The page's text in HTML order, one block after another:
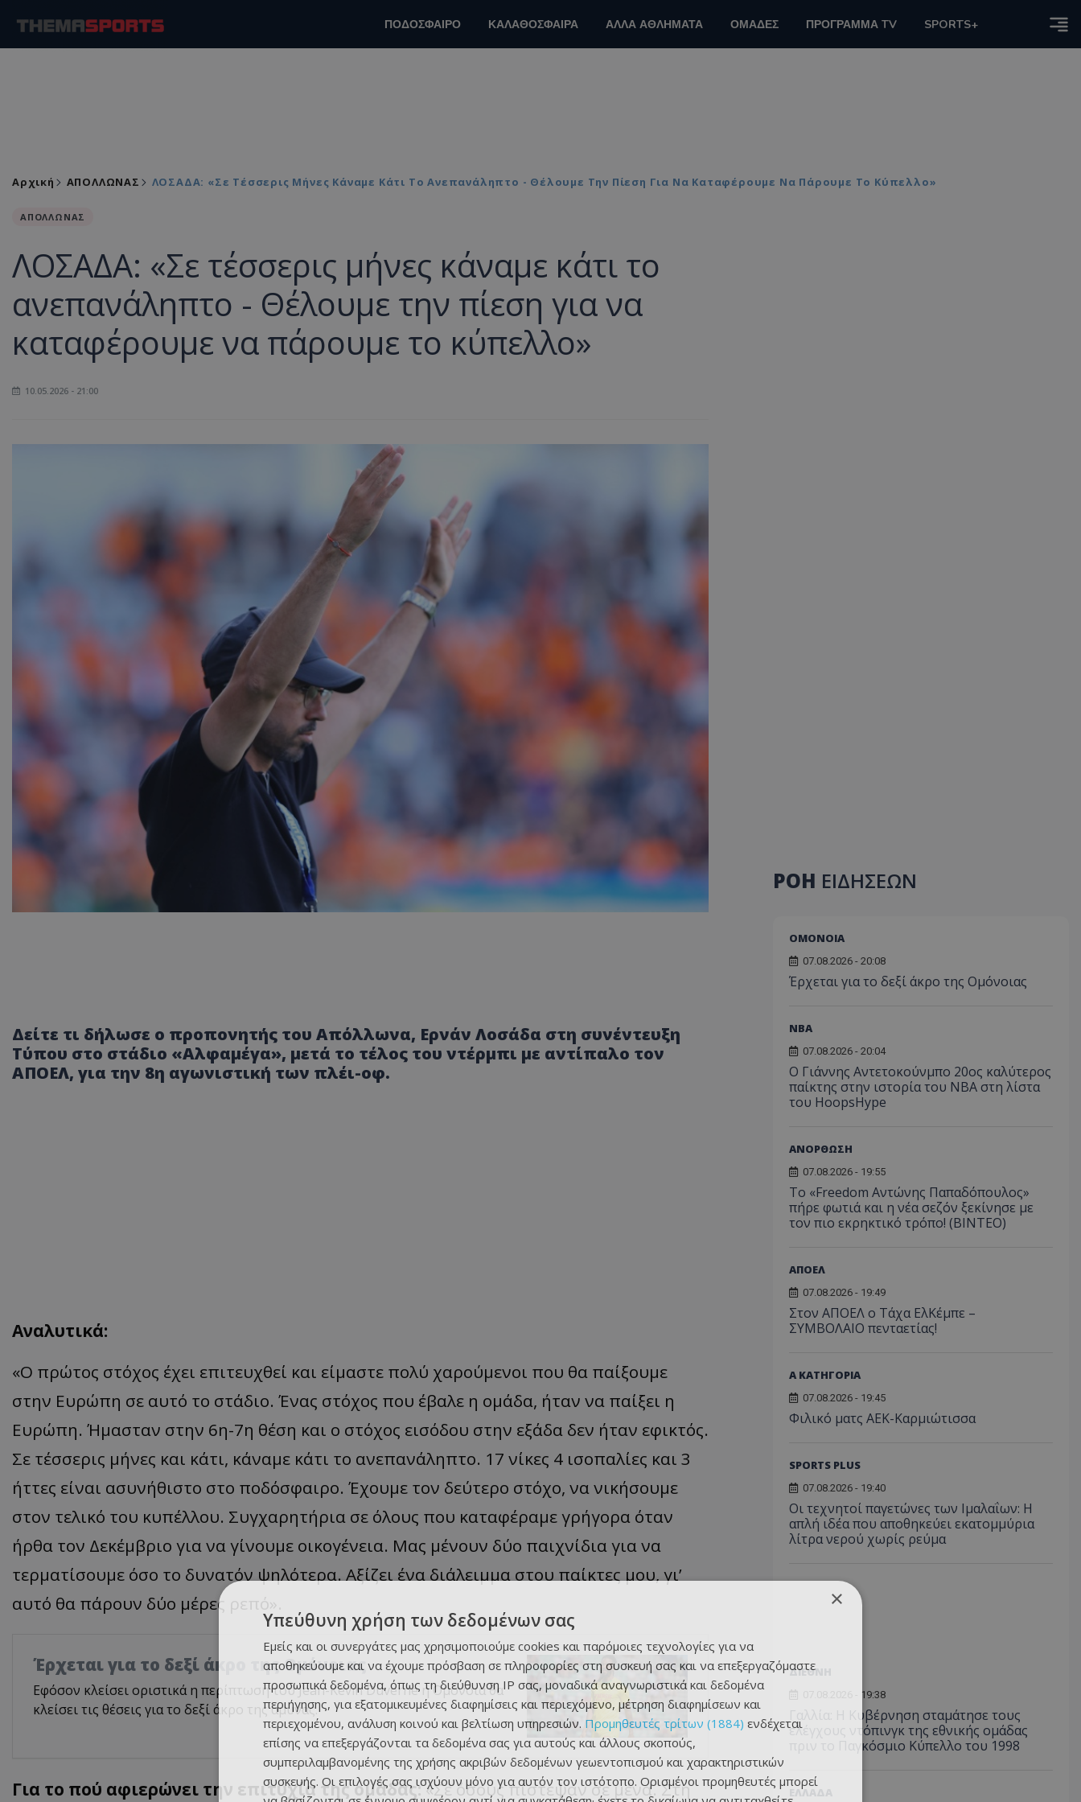
ΠΟΔΟΣΦΑΙΡΟ ΚΑΛΑΘΟΣΦΑΙΡΑ ΑΛΛΑ ΑΘΛΗΜΑΤΑ ΟΜΑΔΕΣ ΠΡΟΓΡΑΜΜΑ TV SPORTS+
Αρχική ΑΠΟΛΛΩΝΑΣ ΛΟΣΑΔΑ: «Σε Τέσσερις Μήνες Κάναμε Κάτι Το Ανεπανάληπτο - Θέλουμε Την Πίεση Για Να Καταφέρουμε Να Πάρουμε Το Κύπελλο»
ΑΠΟΛΛΩΝΑΣ
ΛΟΣΑΔΑ: «Σε τέσσερις μήνες κάναμε κάτι το
ανεπανάληπτο - Θέλουμε την πίεση για να
καταφέρουμε να πάρουμε το κύπελλο»
10.05.2026 - 21:00
Δείτε τι δήλωσε ο προπονητής του Απόλλωνα, Ερνάν Λοσάδα στη συνέντευξη
Τύπου στο στάδιο «Αλφαμέγα», μετά το τέλος του ντέρμπι με αντίπαλο τον
ΑΠΟΕΛ, για την 8η αγωνιστική των πλέι-οφ.
Αναλυτικά:
«Ο πρώτος στόχος έχει επιτευχθεί και είμαστε πολύ χαρούμενοι που θα παίξουμε
στην Ευρώπη σε αυτό το στάδιο. Ένας στόχος που έβαλε η ομάδα, ήταν να παίξει η
Ευρώπη. Ήμασταν στην 6η-7η θέση και ο στόχος εισόδου στην εξάδα δεν ήταν εφικτός.
Σε τέσσερις μήνες και κάτι, κάναμε κάτι το ανεπανάληπτο. 17 νίκες 4 ισοπαλίες και 3
ήττες είναι ασυνήθιστο στο ποδόσφαιρο. Έχουμε τον δεύτερο στόχο, να νικήσουμε
στον τελικό του κυπέλλου. Συγχαρητήρια σε όλους που καταφέραμε γρήγορα όταν
ήρθα τον Δεκέμβριο για να γίνουμε οικογένεια. Μας μένουν δύο παιχνίδια για να
τερματίσουμε όσο το δυνατόν ψηλότερα. Αξίζει ένα διάλειμμα στου παίκτες μου, γι’
αυτό θα πάρουν δύο μέρες ρεπό».
Έρχεται για το δεξί άκρο της Ομόνοιας
Εφόσον κλείσει οριστικά η περίπτωση του Jean-Kevin Duverne η Ομόνοια θα
κλείσει τις θέσεις για το δεξί άκρο της άμυνας.
Για το πού αφιερώνει την επιτυχία της ομάδας:«Σε όσους πίστεψαν σε μένα. Στη
ΡΟΗ ΕΙΔΗΣΕΩΝ
ΟΜΟΝΟΙΑ
07.08.2026 - 20:08
Έρχεται για το δεξί άκρο της Ομόνοιας
NBA
07.08.2026 - 20:04
Ο Γιάννης Αντετοκούνμπο 20ος καλύτερος
παίκτης στην ιστορία του NBA στη λίστα
του HoopsHype
ΑΝΟΡΘΩΣΗ
07.08.2026 - 19:55
Το «Freedom Αντώνης Παπαδόπουλος»
πήρε φωτιά και η νέα σεζόν ξεκίνησε με
τον πιο εκρηκτικό τρόπο! (ΒΙΝΤΕΟ)
ΑΠΟΕΛ
07.08.2026 - 19:49
Στον ΑΠΟΕΛ ο Τάχα ΕλΚέμπε –
ΣΥΜΒΟΛΑΙΟ πενταετίας!
Α ΚΑΤΗΓΟΡΙΑ
07.08.2026 - 19:45
Φιλικό ματς ΑΕΚ-Καρμιώτισσα
SPORTS PLUS
07.08.2026 - 19:40
Οι τεχνητοί παγετώνες των Ιμαλαΐων: Η
απλή ιδέα που αποθηκεύει εκατομμύρια
λίτρα νερού χωρίς ρεύμα
ΔΙΕΘΝΗ
07.08.2026 - 19:38
Γαλλία: Η Κυβέρνηση σταμάτησε τους
ελέγχους ντόπινγκ της εθνικής ομάδας
πριν το Παγκόσμιο Κύπελλο του 1998
ΕΛΛΑΔΑ
×
Υπεύθυνη χρήση των δεδομένων σας
Εμείς και οι συνεργάτες μας χρησιμοποιούμε cookies και παρόμοιες τεχνολογίες για να
αποθηκεύουμε και να έχουμε πρόσβαση σε πληροφορίες στη συσκευή σας και να επεξεργαζόμαστε
προσωπικά δεδομένα, όπως τη διεύθυνση IP σας, μοναδικά αναγνωριστικά και δεδομένα
περιήγησης, για εξατομικευμένες διαφημίσεις και περιεχόμενο, μέτρηση διαφημίσεων και
περιεχομένου, ανάλυση κοινού και βελτίωση υπηρεσιών. Προμηθευτές τρίτων (1884) ενδέχεται
επίσης να επεξεργάζονται τα δεδομένα σας για αυτούς και άλλους σκοπούς,
συμπεριλαμβανομένης της χρήσης ακριβών δεδομένων γεωεντοπισμού και χαρακτηριστικών
συσκευής. Οι επιλογές σας ισχύουν μόνο για αυτόν τον ιστότοπο. Ορισμένοι προμηθευτές μπορεί